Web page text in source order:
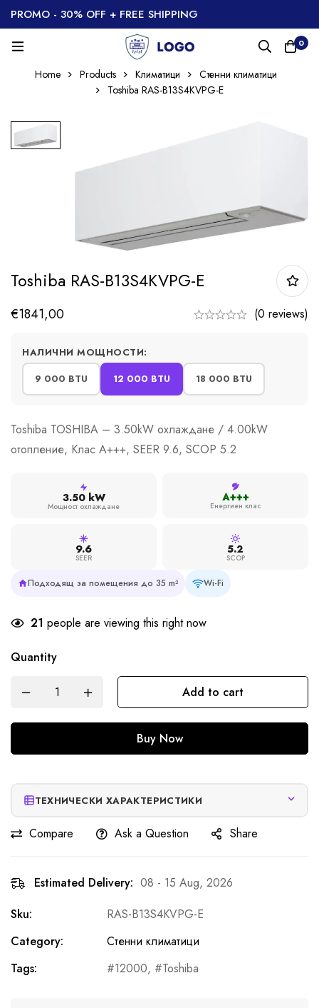
PROMO - 30% OFF + FREE SHIPPING
0
Home Products Климатици
Стенни климатици
Toshiba RAS-B13S4KVPG-E
Toshiba RAS-B13S4KVPG-E
€1841,00 (0 reviews)
НАЛИЧНИ МОЩНОСТИ:
9 000 BTU
12 000 BTU 18 000 BTU
Toshiba TOSHIBA – 3.50kW охлаждане / 4.00kW
отопление, Клас A+++, SEER 9.6, SCOP 5.2
3.50 kW
Мощност охлаждане
A+++
Енергиен клас
9.6
SEER
5.2
SCOP
Подходящ за помещения до 35 m² Wi-Fi
21 people are viewing this right now
Quantity
Add to cart
Buy Now
ТЕХНИЧЕСКИ ХАРАКТЕРИСТИКИ
Compare Ask a Question Share
Estimated Delivery: 08 - 15 Aug, 2026
Sku:
RAS-B13S4KVPG-E
Category:
Стенни климатици
Tags:
12000, Toshiba